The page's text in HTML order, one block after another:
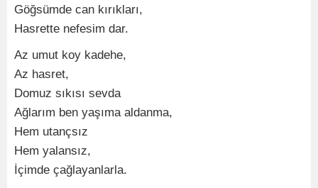
Göğsümde can kırıkları,
Hasrette nefesim dar.
Az umut koy kadehe,
Az hasret,
Domuz sıkısı sevda
Ağlarım ben yaşıma aldanma,
Hem utançsız
Hem yalansız,
İçimde çağlayanlarla.